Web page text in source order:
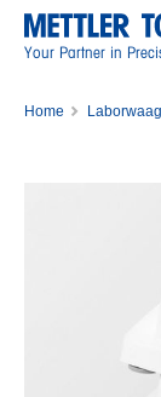
Your Partner in
Home